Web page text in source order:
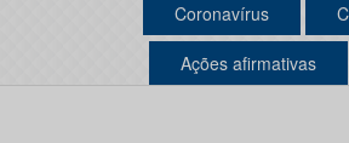
Coronavírus
Ações afirmativas